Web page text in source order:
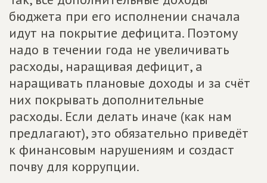
бюджета при его исполнении сначала
идут на покрытие дефицита. Поэтому
надо в течении года не увеличивать
расходы, наращивая дефицит, а
наращивать плановые доходы и за счёт
них покрывать дополнительные
расходы. Если делать иначе (как нам
предлагают), это обязательно приведёт
к финансовым нарушениям и создаст
почву для коррупции.